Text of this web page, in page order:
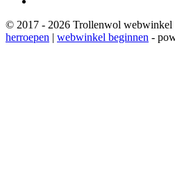
© 2017 - 2026 Trollenwol webwinkel
herroepen | webwinkel beginnen -